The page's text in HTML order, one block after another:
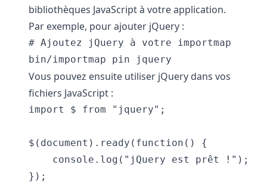
bibliothèques JavaScript à votre application.
Par exemple, pour ajouter jQuery :
# Ajoutez jQuery à votre importmap
Vous pouvez ensuite utiliser jQuery dans vos
fichiers JavaScript :
import $ from "jquery";
$(document).ready(function() {
    console.log("jQuery est prêt !");